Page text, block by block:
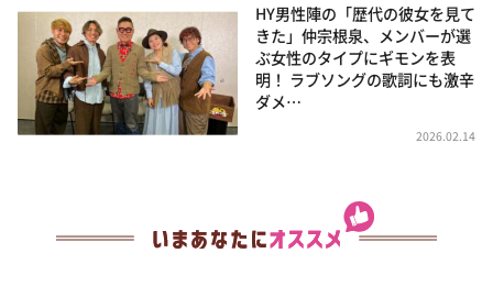
HY男性陣の「歴代の彼女を見て
きた」仲宗根泉、メンバーが選
ぶ女性のタイプにギモンを表
明！ ラブソングの歌詞にも激辛
ダメ…
2026.02.14